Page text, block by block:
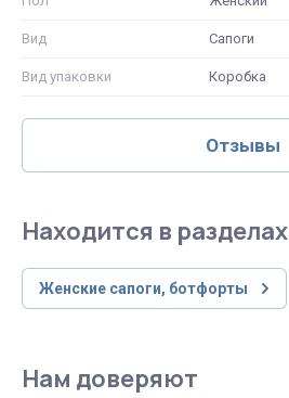
Вид Сапоги
Вид упаковки Коробка
Отзывы
Находится в разделах
Женские сапоги, ботфорты
Нам доверяют